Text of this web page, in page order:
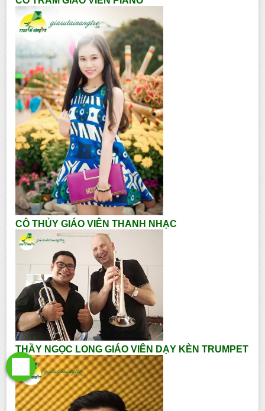
CÔ THỦY GIÁO VIÊN THANH NHẠC
THẦY NGỌC LONG GIÁO VIÊN DẠY KÈN TRUMPET